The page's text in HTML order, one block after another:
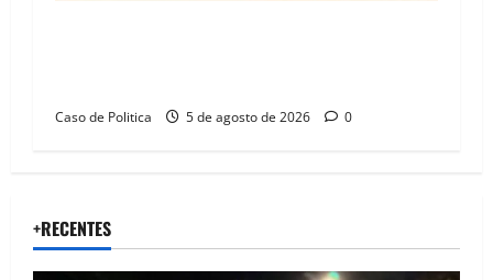
Caso de Politica 5 de agosto de 2026 0
+RECENTES